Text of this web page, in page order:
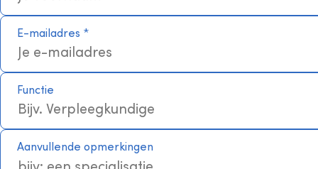
E-mailadres *
Functie
Aanvullende opmerkingen